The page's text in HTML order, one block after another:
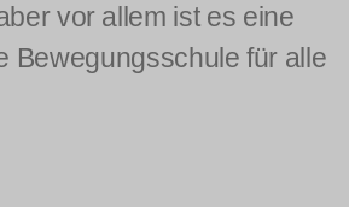
vor allem ist es eine
Bewegungsschule für alle